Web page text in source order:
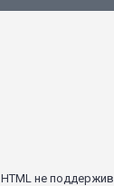
HTML не